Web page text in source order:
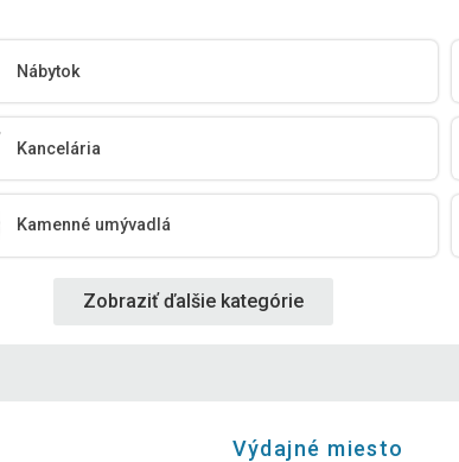
Nábytok
Kancelária
Kamenné umývadlá
Zobraziť ďalšie kategórie
Výdajné miesto